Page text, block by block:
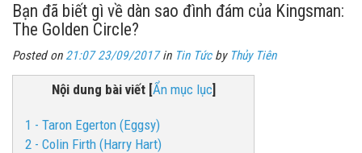
Bạn đã biết gì về dàn sao đình đám của Kingsman:
The Golden Circle?
Posted on 21:07 23/09/2017in Tin Tứcby Thủy Tiên
Nội dung bài viết[Ẩn mục lục]
1 - Taron Egerton (Eggsy)
2 - Colin Firth (Harry Hart)